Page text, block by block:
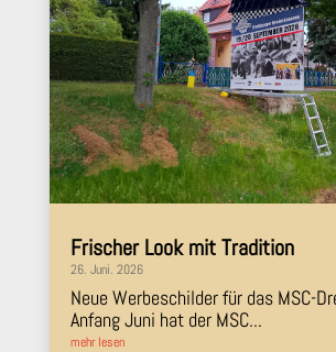
Frischer Look mit Tradition
26. Juni. 2026
Neue Werbeschilder für das MSC-
Anfang Juni hat der MSC...
mehr lesen